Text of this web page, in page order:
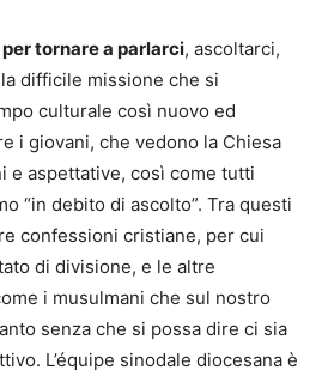
per tornare a parlarci, ascoltarci,
difficile missione che si
culturale così nuovo ed
i giovani, che vedono la Chiesa
e aspettative, così come tutti
“in debito di ascolto”. Tra questi
confessioni cristiane, per cui
di divisione, e le altre
i musulmani che sul nostro
senza che si possa dire ci sia
L’équipe sinodale diocesana è